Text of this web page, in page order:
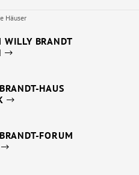
Häuser
WILLY BRANDT
HAUS
FORUM